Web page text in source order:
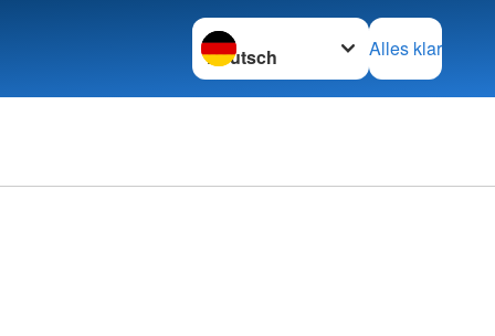
Sprache wechseln zu
Alles klar